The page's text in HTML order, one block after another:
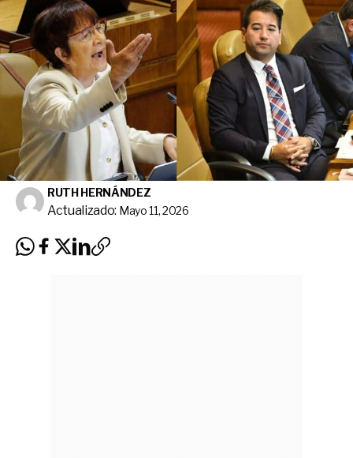
RUTH HERNÁNDEZ
Actualizado: Mayo 11, 2026